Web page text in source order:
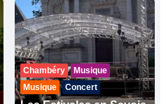
Chambéry
Musique
Musique
Concert